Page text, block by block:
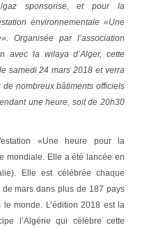
sponsorise, et pour la
environnementale «Une
Organisée par l’association
avec la wilaya d’Alger, cette
samedi 24 mars 2018 et verra
de nombreux bâtiments officiels
une heure, soit de 20h30
«Une heure pour la
mondiale. Elle a été lancée en
Elle est célébrée chaque
mars dans plus de 187 pays
monde. L’édition 2018 est la
l’Algérie qui célèbre cette